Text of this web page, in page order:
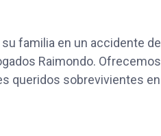
familia en un accidente de
Raimondo. Ofrecemos
queridos sobrevivientes en